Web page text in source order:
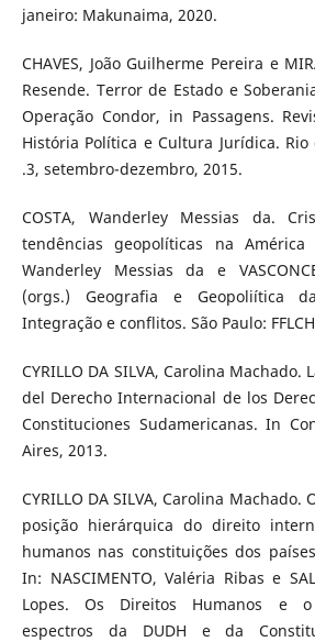
janeiro: Makunaima, 2020.
CHAVES, João Guilherme Pereira e
Resende. Terror de Estado e
Operação Condor, in Passagens.
História Política e Cultura Jurídica.
.3, setembro-dezembro, 2015.
COSTA, Wanderley Messias da.
tendências geopolíticas na
Wanderley Messias da e
(orgs.) Geografia e Geopoliítica
Integração e conflitos. São Paulo:
CYRILLO DA SILVA, Carolina
del Derecho Internacional de los
Constituciones Sudamericanas. In
Aires, 2013.
CYRILLO DA SILVA, Carolina
posição hierárquica do direito
humanos nas constituições dos
In: NASCIMENTO, Valéria Ribas e
Lopes. Os Direitos Humanos e o
espectros da DUDH e da